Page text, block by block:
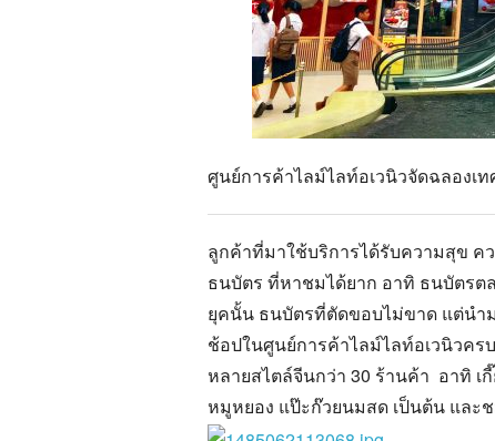
ศูนย์การค้าไลม์ไลท์อเวนิวจัดฉลองเ
ลูกค้าที่มาใช้บริการได้รับความสุข ค
ธนบัตร ที่หาชมได้ยาก อาทิ ธนบัตรต
ยุคนั้น ธนบัตรที่ตัดขอบไม่ขาด แต่นำ
ช้อปในศูนย์การค้าไลม์ไลท์อเวนิวคร
หลายสไตล์จีนกว่า 30 ร้านค้า อาทิ
หมูหยอง แป๊ะก๊วยนมสด เป็นต้น และช